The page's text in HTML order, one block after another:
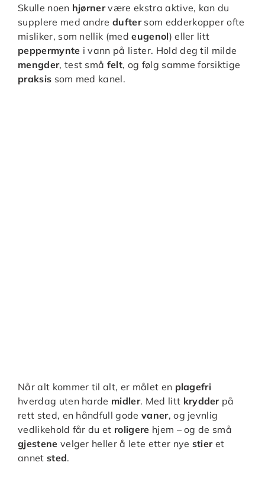
Skulle noen hjørnervære ekstra aktive, kan du
supplere med andreduftersom edderkopper ofte
misliker, som nellik (medeugenol) eller litt
peppermynte i vann på lister. Hold deg til milde
mengder, test små felt, og følg samme forsiktige
praksis som med kanel.
Når alt kommer til alt, er målet en plagefri
hverdag uten harde midler. Med litt krydderpå
rett sted, en håndfull gode vaner, og jevnlig
vedlikehold får du et roligere hjem – og de små
gjestene velger heller å lete etter nye stieret
annet sted.